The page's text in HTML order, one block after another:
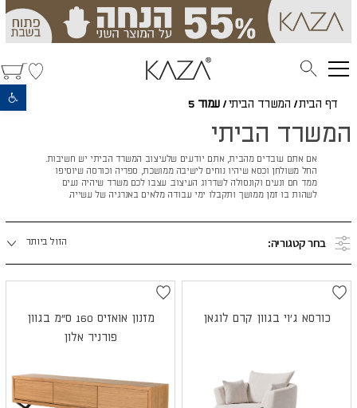
פתח סרגל נגישות
דף הבית/ המשרד הביתי / עמוד 5
המשרד הביתי
אם אתם עובדים מהבית, אתם יודעים שלעיצוב המשרד הביתי יש חשיבות.
החל משולחן וכסא שיהיו נוחים לישיבה ממושכת, ספריה וכורסה שיוסיפו
ממד חם ונעים וקונסולה לשדרוג העיצוב. עצבו לכם משרד שיהיה נעים
לשהות בו זמן ממושך ותקבלו ימי עבודה מלאים באנרגיה של עשייה.
בחר קטגוריה:
מיינו
הזול ביותר
כורסא ג'וי בגוון קרם לוגאן
מזנון אואזיס 160 ס"מ בגוון
פורניר אלון